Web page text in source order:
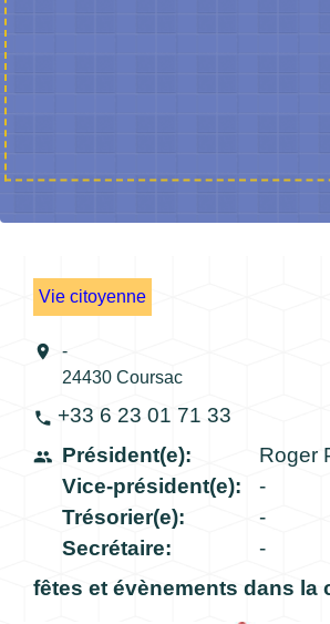
Vie citoyenne
location_on
-
24430 Coursac
phone +33 6 23 01 71 33
people Président(e):
Vice-président(e):
Trésorier(e):
Secrétaire:
Roger
-
-
-
fêtes et évènements dans la